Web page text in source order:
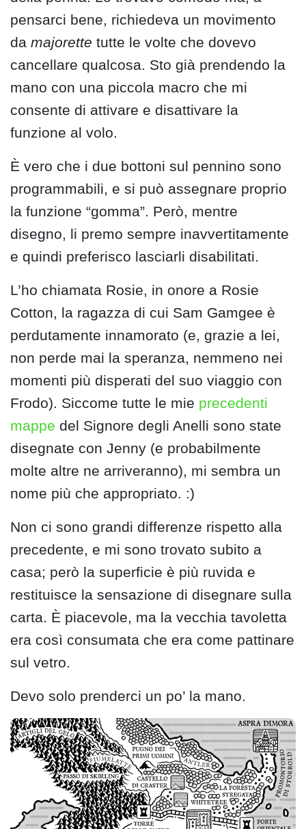
pensarci bene, richiedeva un movimento
da majorette tutte le volte che dovevo
cancellare qualcosa. Sto già prendendo la
mano con una piccola macro che mi
consente di attivare e disattivare la
funzione al volo.
È vero che i due bottoni sul pennino sono
programmabili, e si può assegnare proprio
la funzione “gomma”. Però, mentre
disegno, li premo sempre inavvertitamente
e quindi preferisco lasciarli disabilitati.
L’ho chiamata Rosie, in onore a Rosie
Cotton, la ragazza di cui Sam Gamgee è
perdutamente innamorato (e, grazie a lei,
non perde mai la speranza, nemmeno nei
momenti più disperati del suo viaggio con
Frodo). Siccome tutte le mie precedenti
mappe del Signore degli Anelli sono state
disegnate con Jenny (e probabilmente
molte altre ne arriveranno), mi sembra un
nome più che appropriato. :)
Non ci sono grandi differenze rispetto alla
precedente, e mi sono trovato subito a
casa; però la superficie è più ruvida e
restituisce la sensazione di disegnare sulla
carta. È piacevole, ma la vecchia tavoletta
era così consumata che era come pattinare
sul vetro.
Devo solo prenderci un po’ la mano.